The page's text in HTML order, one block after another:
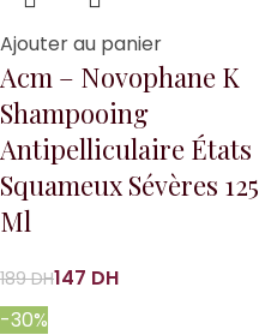
Ajouter au panier
Acm – Novophane K
Shampooing
Antipelliculaire États
Squameux Sévères 125
Ml
189DH147 DH
-30%